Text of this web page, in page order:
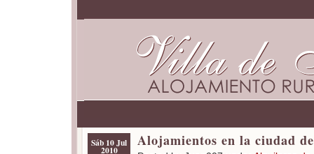
Sáb 10 Jul
2010
Alojamientos en la ciudad